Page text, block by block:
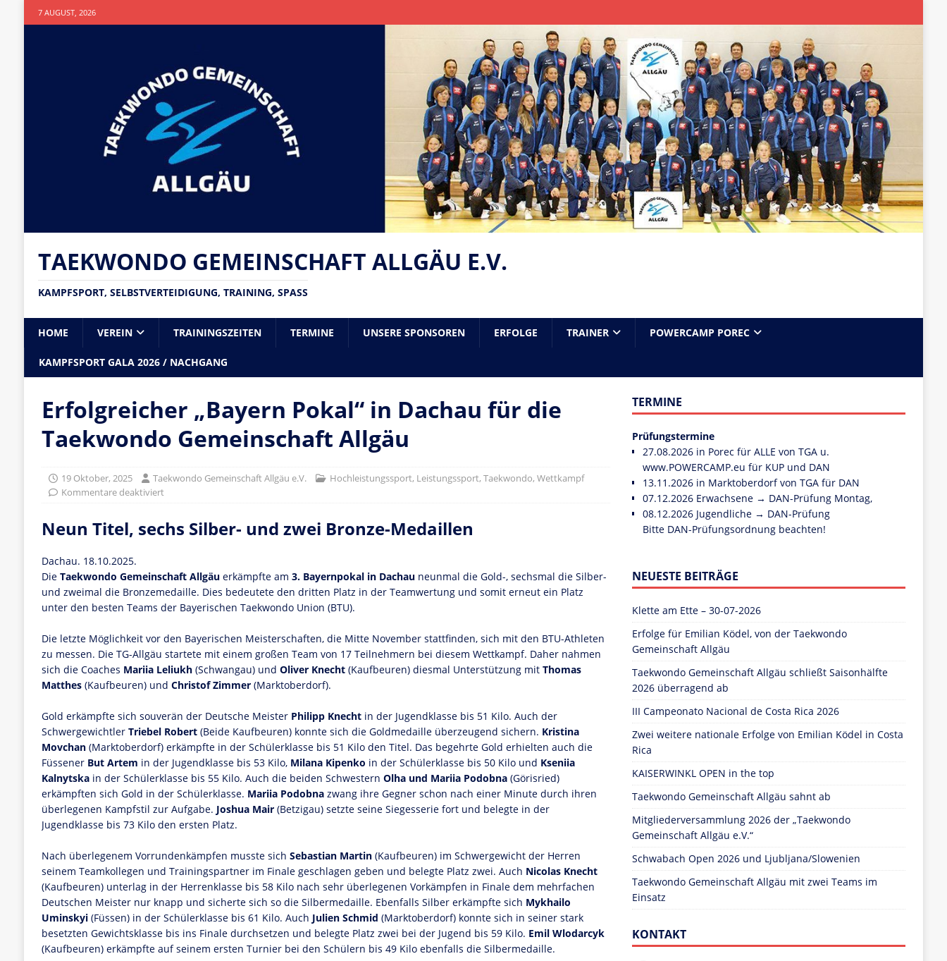
7 AUGUST, 2026
TAEKWONDO GEMEINSCHAFT ALLGÄU E.V.
KAMPFSPORT, SELBSTVERTEIDIGUNG, TRAINING, SPASS
HOME VEREIN TRAININGSZEITEN TERMINE UNSERE SPONSOREN ERFOLGE TRAINER POWERCAMP POREC
KAMPFSPORT GALA 2026 / NACHGANG
Erfolgreicher „Bayern Pokal“ in Dachau für die
Taekwondo Gemeinschaft Allgäu
19 Oktober, 2025 Taekwondo Gemeinschaft Allgäu e.V. Hochleistungssport, Leistungssport, Taekwondo, Wettkampf
Kommentare deaktiviert
Neun Titel, sechs Silber- und zwei Bronze-Medaillen
Dachau. 18.10.2025.
Die Taekwondo Gemeinschaft Allgäuerkämpfte am 3. Bayernpokal in Dachauneunmal die Gold-, sechsmal die Silber-
und zweimal die Bronzemedaille. Dies bedeutete den dritten Platz in der Teamwertung und somit erneut ein Platz
unter den besten Teams der Bayerischen Taekwondo Union (BTU).
Die letzte Möglichkeit vor den Bayerischen Meisterschaften, die Mitte November stattfinden, sich mit den BTU-Athleten
zu messen. Die TG-Allgäu startete mit einem großen Team von 17 Teilnehmern bei diesem Wettkampf. Daher nahmen
sich die Coaches Mariia Leliukh(Schwangau) und Oliver Knecht(Kaufbeuren) diesmal Unterstützung mit Thomas
Matthes(Kaufbeuren) und Christof Zimmer(Marktoberdorf).
Gold erkämpfte sich souverän der Deutsche Meister Philipp Knechtin der Jugendklasse bis 51 Kilo. Auch der
Schwergewichtler Triebel Robert(Beide Kaufbeuren) konnte sich die Goldmedaille überzeugend sichern. Kristina
Movchan(Marktoberdorf) erkämpfte in der Schülerklasse bis 51 Kilo den Titel. Das begehrte Gold erhielten auch die
Füssener But Artem in der Jugendklasse bis 53 Kilo, Milana Kipenko in der Schülerklasse bis 50 Kilo und Kseniia
Kalnytskain der Schülerklasse bis 55 Kilo. Auch die beiden Schwestern Olha und Mariia Podobna(Görisried)
erkämpften sich Gold in der Schülerklasse. Mariia Podobnazwang ihre Gegner schon nach einer Minute durch ihren
überlegenen Kampfstil zur Aufgabe. Joshua Mair (Betzigau) setzte seine Siegesserie fort und belegte in der
Jugendklasse bis 73 Kilo den ersten Platz.
Nach überlegenem Vorrundenkämpfen musste sich Sebastian Martin(Kaufbeuren) im Schwergewicht der Herren
seinem Teamkollegen und Trainingspartner im Finale geschlagen geben und belegte Platz zwei. Auch Nicolas Knecht
(Kaufbeuren) unterlag in der Herrenklasse bis 58 Kilo nach sehr überlegenen Vorkämpfen in Finale dem mehrfachen
Deutschen Meister nur knapp und sicherte sich so die Silbermedaille. Ebenfalls Silber erkämpfte sich Mykhailo
Uminskyi(Füssen) in der Schülerklasse bis 61 Kilo. Auch Julien Schmid (Marktoberdorf) konnte sich in seiner stark
besetzten Gewichtsklasse bis ins Finale durchsetzen und belegte Platz zwei bei der Jugend bis 59 Kilo. Emil Wlodarcyk
(Kaufbeuren) erkämpfte auf seinem ersten Turnier bei den Schülern bis 49 Kilo ebenfalls die Silbermedaille.
TERMINE
Prüfungstermine
27.08.2026 in Porec für ALLE von TGA u.
www.POWERCAMP.eu für KUP und DAN
13.11.2026 in Marktoberdorf von TGA für DAN
07.12.2026 Erwachsene → DAN-Prüfung Montag,
08.12.2026 Jugendliche → DAN-Prüfung
Bitte DAN-Prüfungsordnung beachten!
NEUESTE BEITRÄGE
Klette am Ette – 30-07-2026
Erfolge für Emilian Ködel, von der Taekwondo
Gemeinschaft Allgäu
Taekwondo Gemeinschaft Allgäu schließt Saisonhälfte
2026 überragend ab
III Campeonato Nacional de Costa Rica 2026
Zwei weitere nationale Erfolge von Emilian Ködel in Costa
Rica
KAISERWINKL OPEN in the top
Taekwondo Gemeinschaft Allgäu sahnt ab
Mitgliederversammlung 2026 der „Taekwondo
Gemeinschaft Allgäu e.V.“
Schwabach Open 2026 und Ljubljana/Slowenien
Taekwondo Gemeinschaft Allgäu mit zwei Teams im
Einsatz
KONTAKT